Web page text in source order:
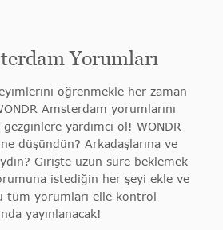
Yorumları
öğrenmekle her zaman
Amsterdam yorumlarını
yardımcı ol! WONDR
düşündün? Arkadaşlarına ve
Girişte uzun süre beklemek
istediğin her şeyi ekle ve
tüm yorumları elle kontrol
yayınlanacak!